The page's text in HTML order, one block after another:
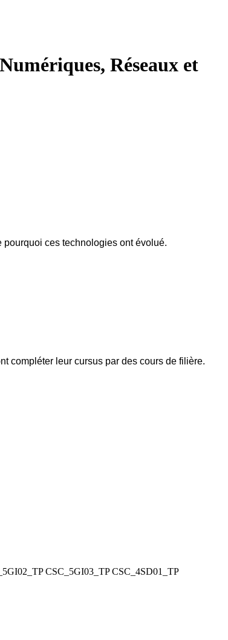
Réseaux et
ces technologies ont évolué.
compléter leur cursus par des cours de filière.
CSC_5GI03_TP CSC_4SD01_TP